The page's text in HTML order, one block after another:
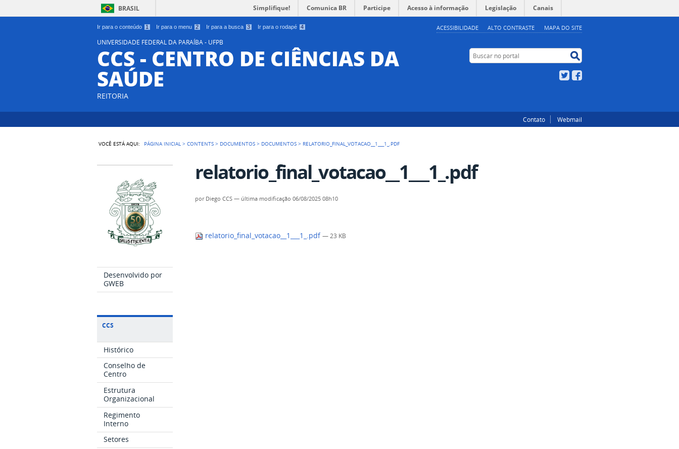
Ir para o conteúdo 1 Ir para o menu 2 Ir para a busca 3 Ir para o rodapé 4 ACESSIBILIDADE ALTO CONTRASTE MAPA DO SITE
BRASIL Simplifique! Comunica BR Participe Acesso à informação Legislação Canais
UNIVERSIDADE FEDERAL DA PARAÍBA - UFPB
CCS - CENTRO DE CIÊNCIAS DA
SAÚDE
REITORIA
Buscar no portal
Twitter
Contato Webmail
VOCÊ ESTÁ AQUI: PÁGINA INICIAL >CONTENTS > DOCUMENTOS > DOCUMENTOS > RELATORIO_FINAL_VOTACAO__1___1_.PDF
Desenvolvido por
GWEB
CCS
Histórico
Conselho de
Centro
Estrutura
Organizacional
Regimento
Interno
Setores
relatorio_final_votacao__1___1_.pdf
por Diego CCS — última modificação 06/08/2025 08h10
relatorio_final_votacao__1___1_.pdf— 23 KB